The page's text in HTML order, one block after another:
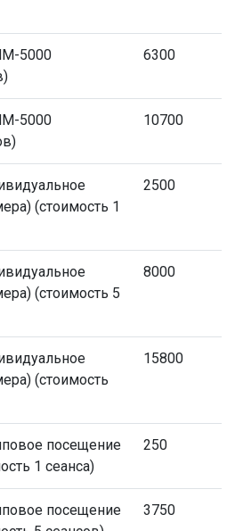
5000
6300
5000
10700
(стоимость 1
2500
(стоимость 5
8000
(стоимость
15800
посещение
1 сеанса)
250
посещение
3750